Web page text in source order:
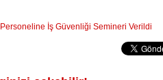
İş Güvenliği Semineri Verildi